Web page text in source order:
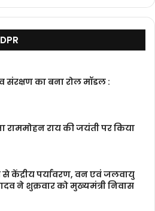
संरक्षण का बना रोल मॉडल :
राममोहन राय की जयंती पर किया
से केंद्रीय पर्यावरण, वन एवं जलवायु
यादव ने शुक्रवार को मुख्यमंत्री निवास